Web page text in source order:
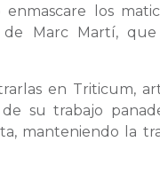
los
Marc Martí,
en Triticum,
su trabajo
manteniendo la